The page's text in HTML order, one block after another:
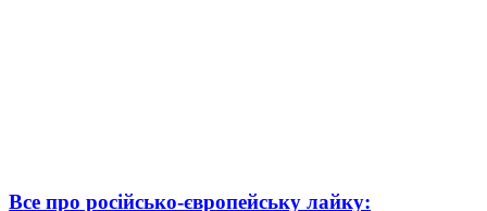
Все про російсько-європейську лайку: